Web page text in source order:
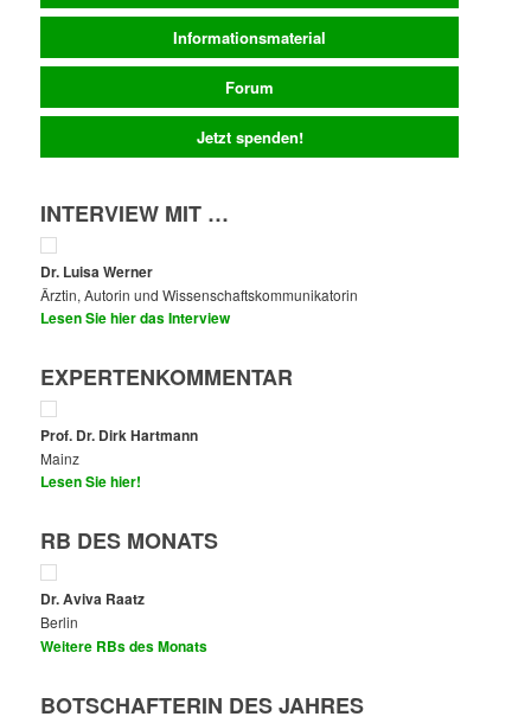
Informationsmaterial
Forum
Jetzt spenden!
INTERVIEW MIT …
Dr. Luisa Werner
Ärztin, Autorin und Wissenschaftskommunikatorin
Lesen Sie hier das Interview
EXPERTENKOMMENTAR
Prof. Dr. Dirk Hartmann
Mainz
Lesen Sie hier!
RB DES MONATS
Dr. Aviva Raatz
Berlin
Weitere RBs des Monats
BOTSCHAFTERIN DES JAHRES